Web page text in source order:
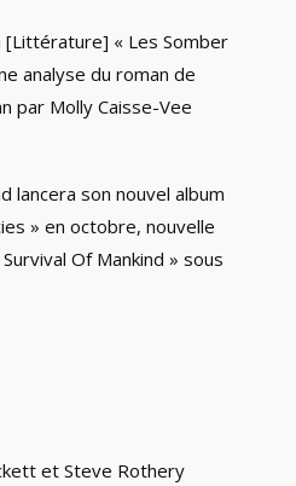
[Littérature] « Les Somber
analyse du roman de
par Molly Caisse-Vee
lancera son nouvel album
» en octobre, nouvelle
Of Mankind » sous
et Steve Rothery